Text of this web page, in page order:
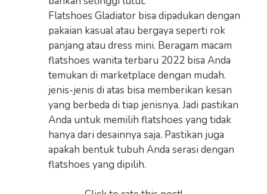
Flatshoes Gladiator bisa dipadukan dengan
pakaian kasual atau bergaya seperti rok
panjang atau dress mini. Beragam macam
flatshoes wanita terbaru 2022 bisa Anda
temukan di marketplace dengan mudah.
jenis-jenis di atas bisa memberikan kesan
yang berbeda di tiap jenisnya. Jadi pastikan
Anda untuk memilih flatshoes yang tidak
hanya dari desainnya saja. Pastikan juga
apakah bentuk tubuh Anda serasi dengan
flatshoes yang dipilih.